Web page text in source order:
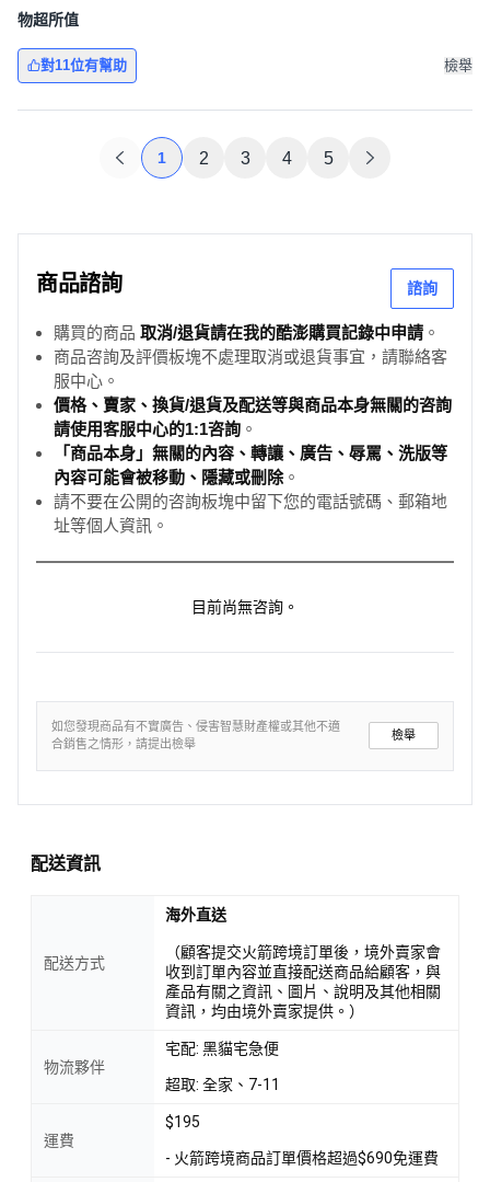
物超所值
對11位有幫助 檢舉
1 2 3 4 5
商品諮詢 諮詢
購買的商品 取消/退貨請在我的酷澎購買記錄中申請 。
商品咨詢及評價板塊不處理取消或退貨事宜，請聯絡客
服中心。
價格、賣家、換貨/退貨及配送等與商品本身無關的咨詢
請使用客服中心的1:1咨詢 。
「商品本身」無關的內容、轉讓、廣告、辱罵、洗版等
內容可能會被移動、隱藏或刪除。
請不要在公開的咨詢板塊中留下您的電話號碼、郵箱地
址等個人資訊。
目前尚無咨詢。
如您發現商品有不實廣告、侵害智慧財產權或其他不適
合銷售之情形，請提出檢舉
檢舉
配送資訊
配送方式
海外直送
（顧客提交火箭跨境訂單後，境外賣家會
收到訂單內容並直接配送商品給顧客，與
產品有關之資訊、圖片、說明及其他相關
資訊，均由境外賣家提供。）
物流夥伴
宅配: 黑貓宅急便
超取: 全家、7-11
運費
$195
- 火箭跨境商品訂單價格超過$690免運費